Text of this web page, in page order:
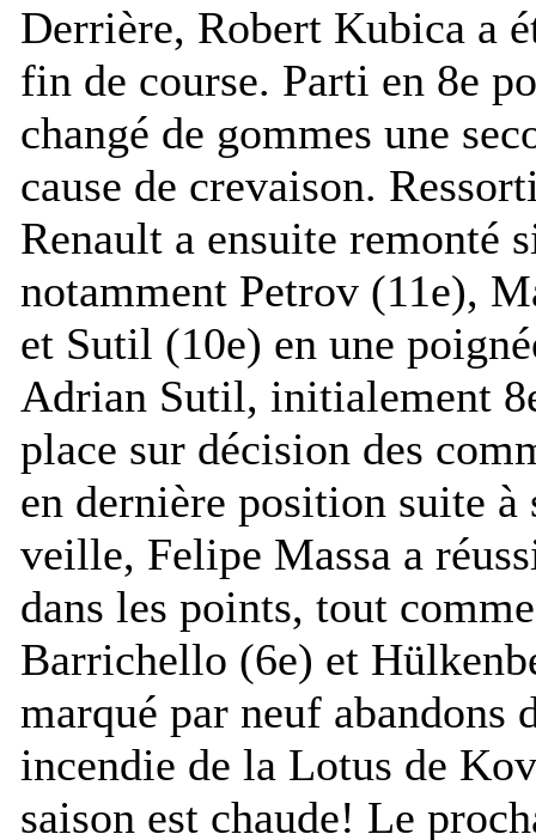
Derrière, Robert Kubica a
fin de course. Parti en 8e
changé de gommes une
cause de crevaison.
Renault a ensuite remonté
notamment Petrov (11e),
et Sutil (10e) en une
Adrian Sutil, initialement
place sur décision des
en dernière position suite
veille, Felipe Massa a
dans les points, tout
Barrichello (6e) et
marqué par neuf abandons
incendie de la Lotus de
saison est chaude! Le